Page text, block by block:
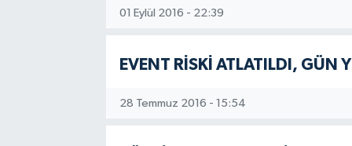
01 Eylül 2016 - 22:39
EVENT RİSKİ ATLATILDI, GÜN
28 Temmuz 2016 - 15:54